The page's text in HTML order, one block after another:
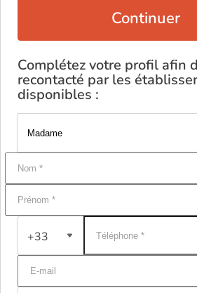
Continuer
Complétez votre profil afin
recontacté par les
disponibles :
+33